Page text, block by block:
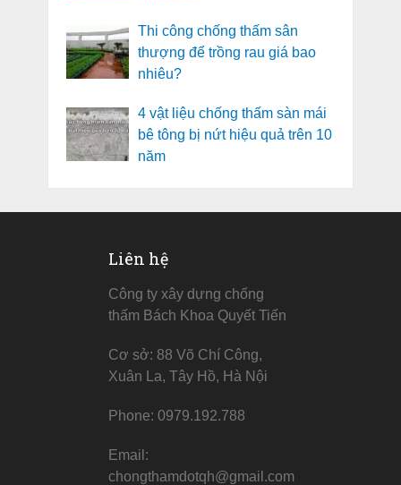
Thi công chống thấm sân
thượng để trồng rau giá bao
nhiêu?
4 vật liệu chống thấm sàn mái
bê tông bị nứt hiệu quả trên 10
năm
Liên hệ
Công ty xây dựng chống
thấm Bách Khoa Quyết Tiến
Cơ sở: 88 Võ Chí Công,
Xuân La, Tây Hồ, Hà Nội
Phone: 0979.192.788
Email:
chongthamdotqh@gmail.com